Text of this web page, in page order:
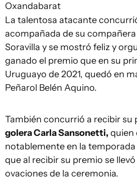
Oxandabarat
La talentosa atacante
acompañada de su
Soravilla y se mostró feliz y
ganado el premio que en su
Uruguayo de 2021, quedó en
Peñarol Belén Aquino.
También concurrió a recibir su
golera Carla Sansonetti, quien
notablemente en la
que al recibir su premio se
ovaciones de la ceremonia.